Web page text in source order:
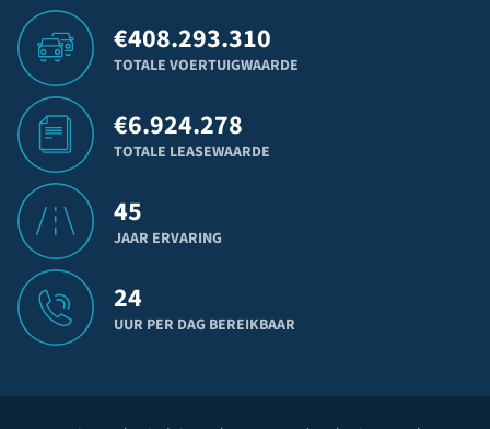
€408.293.310
TOTALE VOERTUIGWAARDE
€6.924.278
TOTALE LEASEWAARDE
45
JAAR ERVARING
24
UUR PER DAG BEREIKBAAR